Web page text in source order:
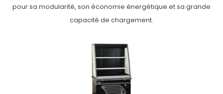
pour sa modularité, son économie énergétique et sa grande
capacité de chargement.